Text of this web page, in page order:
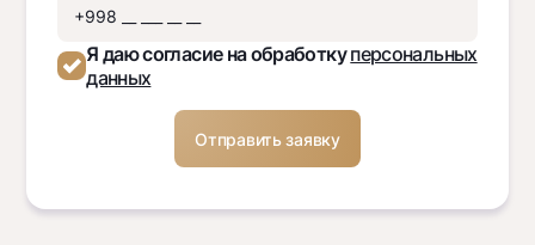
Я даю согласие на обработкуперсональных
данных